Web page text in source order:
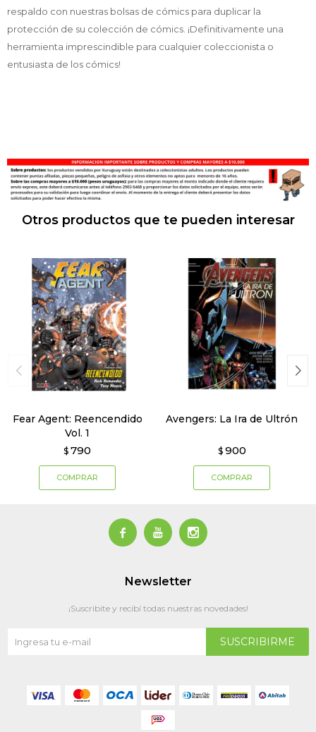
respaldo con nuestras bolsas de cómics para duplicar la
protección de su colección de cómics. ¡Definitivamente una
herramienta imprescindible para cualquier coleccionista o
entusiasta de los cómics!
Otros productos que te pueden interesar
Fear Agent: Reencendido
Vol. 1
$ 790
Avengers: La Ira de Ultrón
$ 900
  
Newsletter
¡Suscribite y recibí todas nuestras novedades!
SUSCRIBIRME